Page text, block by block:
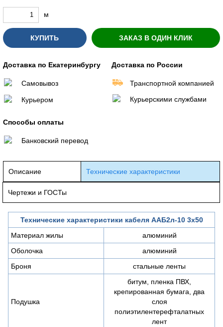
м
КУПИТЬ ЗАКАЗ В ОДИН КЛИК
Доставка по Екатеринбургу
Самовывоз
Курьером
Доставка по России
Транспортной компанией
Курьерскими службами
Способы оплаты
Банковский перевод
Описание Технические характеристики
Чертежи и ГОСТы
Технические характеристики кабеля ААБ2л-10 3х50
Материал жилы
алюминий
Оболочка
алюминий
Броня
стальные ленты
Подушка
битум, пленка ПВХ,
крепированная бумага, два
слоя
полиэтилентерефталатных
лент